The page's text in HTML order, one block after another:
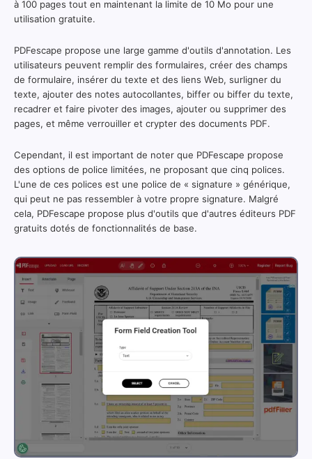
à 100 pages tout en maintenant la limite de 10 Mo pour une
utilisation gratuite.
PDFescape propose une large gamme d'outils d'annotation. Les
utilisateurs peuvent remplir des formulaires, créer des champs
de formulaire, insérer du texte et des liens Web, surligner du
texte, ajouter des notes autocollantes, biffer ou biffer du texte,
recadrer et faire pivoter des images, ajouter ou supprimer des
pages, et même verrouiller et crypter des documents PDF.
Cependant, il est important de noter que PDFescape propose
des options de police limitées, ne proposant que cinq polices.
L'une de ces polices est une police de « signature » générique,
qui peut ne pas ressembler à votre propre signature. Malgré
cela, PDFescape propose plus d'outils que d'autres éditeurs PDF
gratuits dotés de fonctionnalités de base.